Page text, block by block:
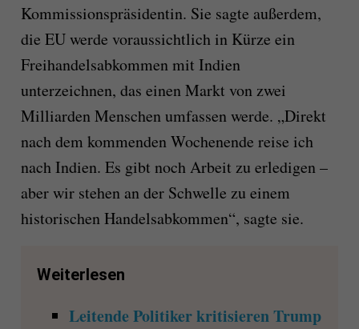
Kommissionspräsidentin. Sie sagte außerdem,
die EU werde voraussichtlich in Kürze ein
Freihandelsabkommen mit Indien
unterzeichnen, das einen Markt von zwei
Milliarden Menschen umfassen werde. „Direkt
nach dem kommenden Wochenende reise ich
nach Indien. Es gibt noch Arbeit zu erledigen –
aber wir stehen an der Schwelle zu einem
historischen Handelsabkommen“, sagte sie.
Weiterlesen
Leitende Politiker kritisieren Trump